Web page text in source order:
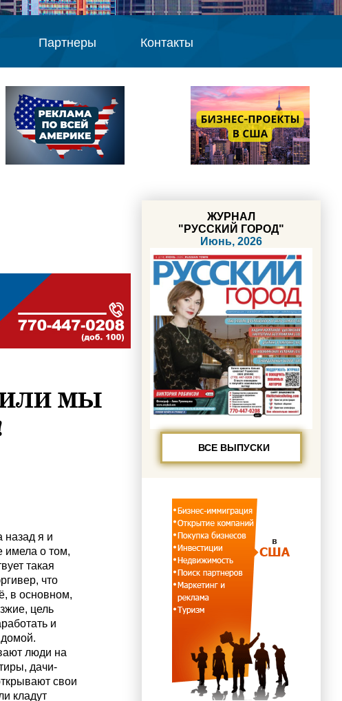
Партнеры Контакты
ИЛИ МЫ
назад я и
имела о том,
такая
что
в основном,
цель
и
домой.
люди на
дачи-
свои
кладут
ЖУРНАЛ
"РУССКИЙ ГОРОД"
Июнь, 2026
ВСЕ ВЫПУСКИ